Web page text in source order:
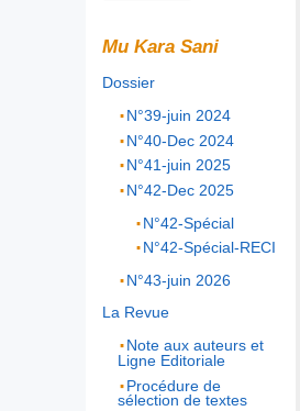
Mu Kara Sani
Dossier
N°39-juin 2024
N°40-Dec 2024
N°41-juin 2025
N°42-Dec 2025
N°42-Spécial
N°42-Spécial-RECI
N°43-juin 2026
La Revue
Note aux auteurs et
Ligne Editoriale
Procédure de
sélection de textes